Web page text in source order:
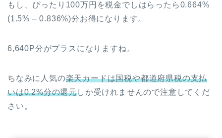
もし、ぴったり100万円を税金でしはらったら0.664%
(1.5% – 0.836%)分お得になります。
6,640P分がプラスになりますね。
ちなみに人気の楽天カードは国税や都道府県税の支払
いは0.2%分の還元しか受けれませんので注意してくだ
さい。